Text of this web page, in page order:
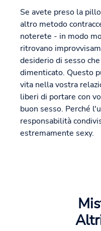
Se avete preso la
altro metodo
noterete - in modo
ritrovano
desiderio di sesso
dimenticato. Questo
vita nella vostra
liberi di portare con
buon sesso. Perché
responsabilità
estremamente sexy.